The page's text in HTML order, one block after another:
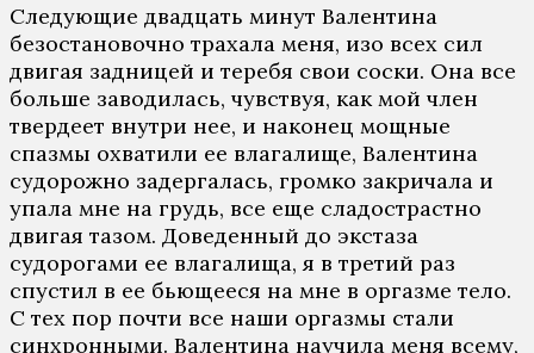
Следующие двадцать минут Валентина
безостановочно трахала меня, изо всех сил
двигая задницей и теребя свои соски. Она все
больше заводилась, чувствуя, как мой член
твердеет внутри нее, и наконец мощные
спазмы охватили ее влагалище, Валентина
судорожно задергалась, громко закричала и
упала мне на грудь, все еще сладострастно
двигая тазом. Доведенный до экстаза
судорогами ее влагалища, я в третий раз
спустил в ее бьющееся на мне в оргазме тело.
С тех пор почти все наши оргазмы стали
синхронными. Валентина научила меня всему,